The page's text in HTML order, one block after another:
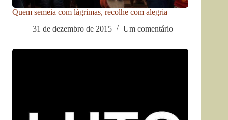
Quem semeia com lágrimas, recolhe com alegria
31 de dezembro de 2015
Um comentário